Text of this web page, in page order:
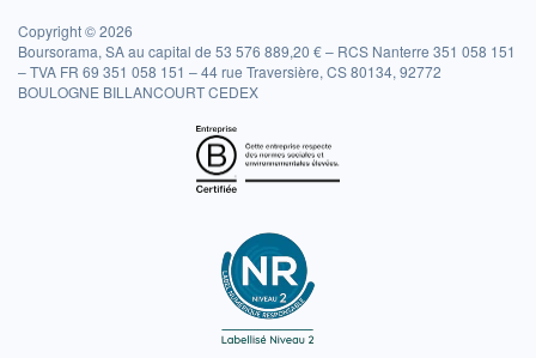
Copyright © 2026
Boursorama, SA au capital de 53 576 889,20 € – RCS Nanterre 351 058 151
– TVA FR 69 351 058 151 – 44 rue Traversière, CS 80134, 92772
BOULOGNE BILLANCOURT CEDEX